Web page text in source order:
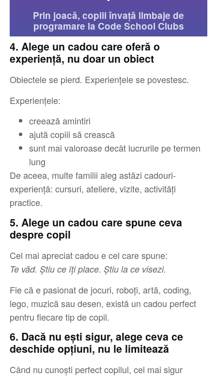
Prin joacă, copiii învață limbaje de
programare la Code School Clubs
4. Alege un cadou care oferă o
experiență, nu doar un obiect
Obiectele se pierd. Experiențele se povestesc.
Experiențele:
creează amintiri
ajută copiii să crească
sunt mai valoroase decât lucrurile pe termen
lung
De aceea, multe familii aleg astăzi cadouri-
experiență: cursuri, ateliere, vizite, activități
practice.
5. Alege un cadou care spune ceva
despre copil
Cel mai apreciat cadou e cel care spune:
Te văd. Știu ce îți place. Știu la ce visezi.
Fie că e pasionat de jocuri, roboți, artă, coding,
lego, muzică sau desen, există un cadou perfect
pentru fiecare tip de copil.
6. Dacă nu ești sigur, alege ceva ce
deschide opțiuni, nu le limitează
Când nu cunoști perfect copilul, cel mai sigur